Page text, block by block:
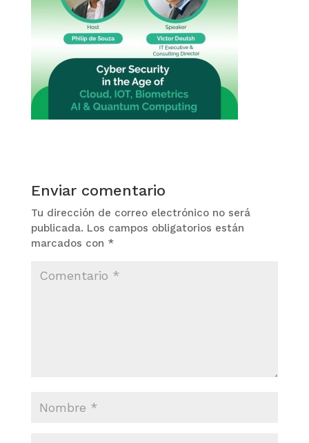
Enviar comentario
Tu dirección de correo electrónico no será
publicada. Los campos obligatorios están
marcados con *